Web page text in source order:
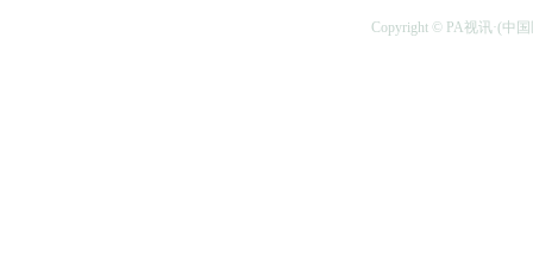
Copyright © PA视讯·(中